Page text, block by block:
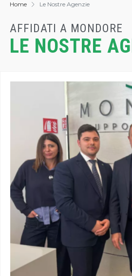
Home Le Nostre Agenzie
AFFIDATI A MONDORE
LE NOSTRE